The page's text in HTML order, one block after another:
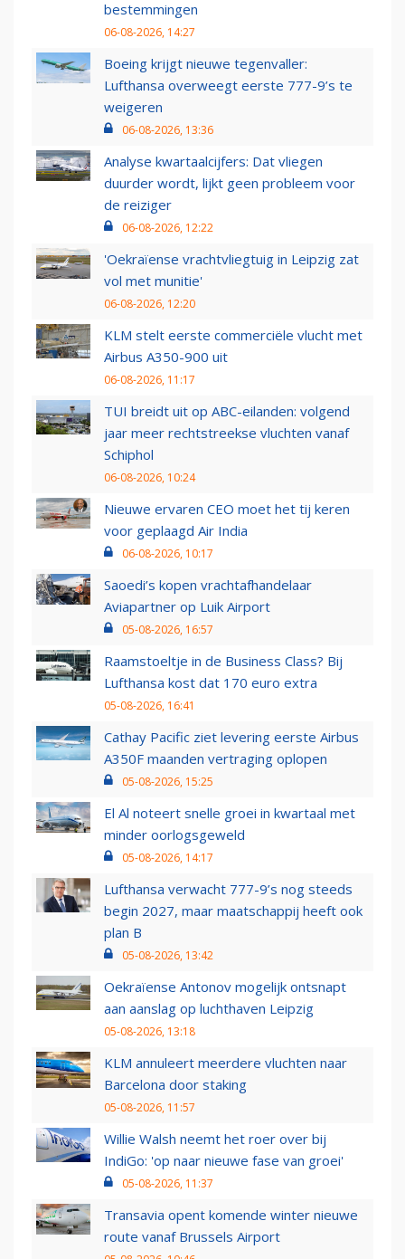
bestemmingen
06-08-2026, 14:27
Boeing krijgt nieuwe tegenvaller:
Lufthansa overweegt eerste 777-9’s te
weigeren
06-08-2026, 13:36
Analyse kwartaalcijfers: Dat vliegen
duurder wordt, lijkt geen probleem voor
de reiziger
06-08-2026, 12:22
'Oekraïense vrachtvliegtuig in Leipzig zat
vol met munitie'
06-08-2026, 12:20
KLM stelt eerste commerciële vlucht met
Airbus A350-900 uit
06-08-2026, 11:17
TUI breidt uit op ABC-eilanden: volgend
jaar meer rechtstreekse vluchten vanaf
Schiphol
06-08-2026, 10:24
Nieuwe ervaren CEO moet het tij keren
voor geplaagd Air India
06-08-2026, 10:17
Saoedi’s kopen vrachtafhandelaar
Aviapartner op Luik Airport
05-08-2026, 16:57
Raamstoeltje in de Business Class? Bij
Lufthansa kost dat 170 euro extra
05-08-2026, 16:41
Cathay Pacific ziet levering eerste Airbus
A350F maanden vertraging oplopen
05-08-2026, 15:25
El Al noteert snelle groei in kwartaal met
minder oorlogsgeweld
05-08-2026, 14:17
Lufthansa verwacht 777-9’s nog steeds
begin 2027, maar maatschappij heeft ook
plan B
05-08-2026, 13:42
Oekraïense Antonov mogelijk ontsnapt
aan aanslag op luchthaven Leipzig
05-08-2026, 13:18
KLM annuleert meerdere vluchten naar
Barcelona door staking
05-08-2026, 11:57
Willie Walsh neemt het roer over bij
IndiGo: 'op naar nieuwe fase van groei'
05-08-2026, 11:37
Transavia opent komende winter nieuwe
route vanaf Brussels Airport